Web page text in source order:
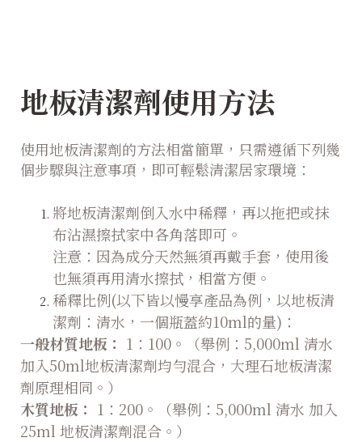
地板清潔劑使用方法
使用地板清潔劑的方法相當簡單，只需遵循下列幾
個步驟與注意事項，即可輕鬆清潔居家環境：
將地板清潔劑倒入水中稀釋，再以拖把或抹
布沾濕擦拭家中各角落即可。
注意：因為成分天然無須再戴手套，使用後
也無須再用清水擦拭，相當方便。
稀釋比例(以下皆以慢享產品為例，以地板清
潔劑：清水，一個瓶蓋約10ml的量)：
一般材質地板： 1：100。（舉例：5,000ml 清水
加入50ml地板清潔劑均勻混合，大理石地板清潔
劑原理相同。）
木質地板： 1：200。（舉例：5,000ml 清水 加入
25ml 地板清潔劑混合。）